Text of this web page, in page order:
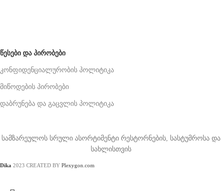
ᲬᲔᲡᲔᲑᲘ ᲓᲐ ᲞᲘᲠᲝᲑᲔᲑᲘ
კონფიდენციალურობის პოლიტიკა
მიწოდების პირობები
დაბრუნება და გაცვლის პოლიტიკა
სამზარეულოს სრული ასორტიმენტი რესტორნების, სასტუმროსა და
სახლისთვის
Dika 2023 CREATED BY Plexygon.com